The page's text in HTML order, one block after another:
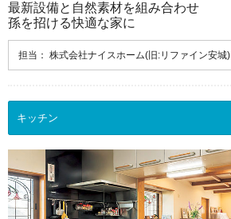
最新設備と自然素材を組み合わせ
孫を招ける快適な家に
担当： 株式会社ナイスホーム(旧:リファイン安城)